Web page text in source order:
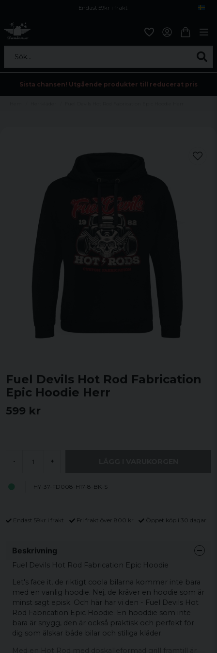
Endast 59kr i frakt
Sök...
Sista chansen! Utgående produkter till reducerat pris
Fuel Devils Hot Rod Fabrication
Epic Hoodie Herr
599 kr
- +
HY-37-FD008-H17-8-BK-S
Endast 59kr i frakt Fri frakt över 800 kr Öppet köp i 30 dagar
Beskrivning
Fuel Devils Hot Rod Fabrication Epic Hoodie
Let's face it, de riktigt coola bilarna kommer inte bara
med en vanlig hoodie. Nej, de kräver en hoodie som är
minst sagt episk. Och här har vi den - Fuel Devils Hot
Rod Fabrication Epic Hoodie. En hooddie som inte
bara är snygg, den är också praktisk och perfekt för
dig som älskar både bilar och stiliga kläder.
Med en Hot Rod med döskalleformad grill framtill är